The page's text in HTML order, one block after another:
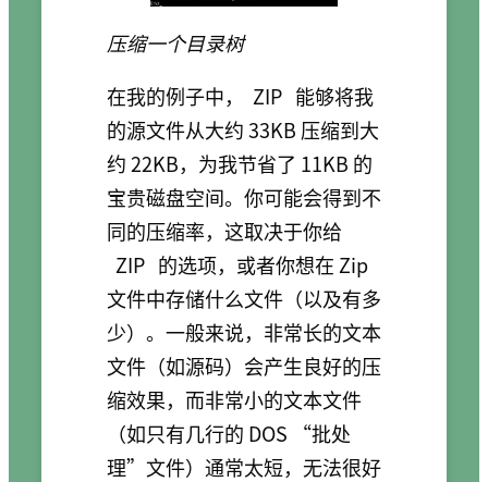
压缩一个目录树
在我的例子中，
ZIP 能够将我
的源文件从大约 33KB 压缩到大
约 22KB，为我节省了 11KB 的
宝贵磁盘空间。你可能会得到不
同的压缩率，这取决于你给
ZIP 的选项，或者你想在 Zip
文件中存储什么文件（以及有多
少）。一般来说，非常长的文本
文件（如源码）会产生良好的压
缩效果，而非常小的文本文件
（如只有几行的 DOS “批处
理”文件）通常太短，无法很好